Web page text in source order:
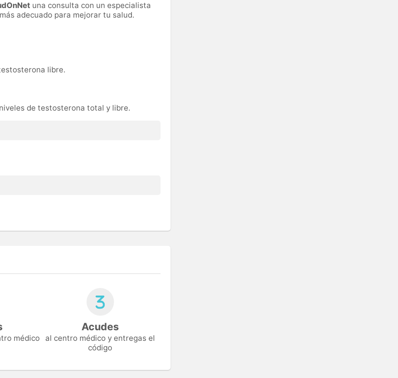
una consulta con un especialista
adecuado para mejorar tu salud.
libre.
de testosterona total y libre.
médico
Acudes
al centro médico y entregas el
código